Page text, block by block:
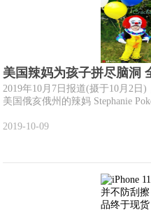
美国辣妈为孩子拼尽脑洞
2019年10月7日报道(摄于10月2
美国俄亥俄州的辣妈 Stephanie
2019-10-09